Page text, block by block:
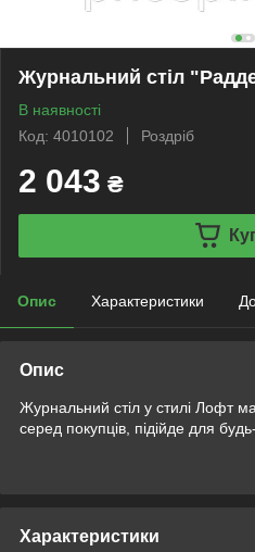
Журнальний стіл
В наявності
Код: 4010102
Роздріб
2 043 ₴
Опис Характеристики
Опис
Журнальний стіл у стилі Лофт
серед покупців, підійде для
Характеристики